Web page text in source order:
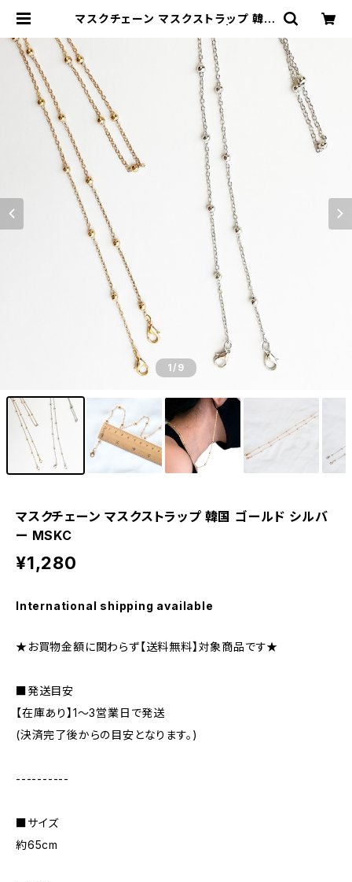
マスクチェーン マスクストラップ 韓国
& Company
1/9
マスクチェーン マスクストラップ 韓国 ゴールド シルバ
ー MSKC
¥1,280
International shipping available
★お買物金額に関わらず【送料無料】対象商品です★
■発送目安
【在庫あり】1〜3営業日で発送
(決済完了後からの目安となります。)
----------
■サイズ
約65cm